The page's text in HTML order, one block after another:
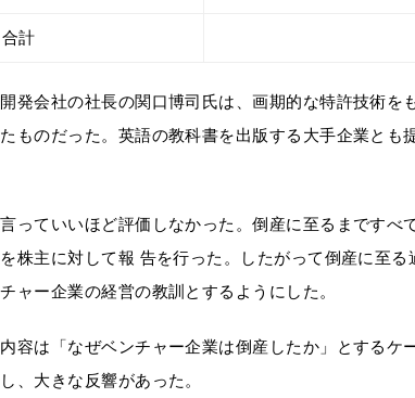
合計
発会社の社長の関口博司氏は、画期的な特許技術を
ものだった。英語の教科書を出版する大手企業とも
っていいほど評価しなかった。倒産に至るまですべ
株主に対して報 告を行った。したがって倒産に至
ャー企業の経営の教訓とするようにした。
容は「なぜベンチャー企業は倒産したか」とするケ
、大きな反響があった。